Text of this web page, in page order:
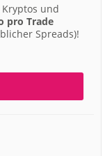
Kryptos und
pro Trade
Spreads)!